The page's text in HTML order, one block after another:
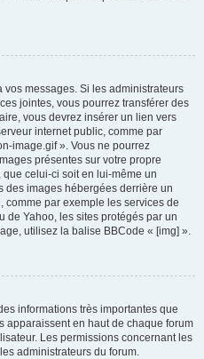
messages. Si les administrateurs
jointes, vous pourrez transférer des
vous devrez insérer un lien vers
internet public, comme par
image.gif ». Vous ne pourrez
présentes sur votre propre
celui-ci soit en lui-même un
des images hébergées derrière un
comme par exemple les services de
de Yahoo, les sites protégés par un
utilisez la balise BBCode « [img] ».
informations très importantes que
apparaissent en haut de chaque forum
Les permissions concernant les
administrateurs du forum.